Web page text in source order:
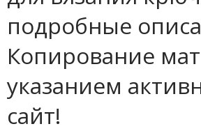
подробные
Копирование
указанием
сайт!